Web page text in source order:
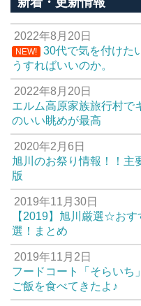
2022年8月20日
NEW!
30代で気を付けた
うすればいいのか。
2022年8月20日
エルム高原家族旅行村で
のいい眺めが最高
2020年2月6日
旭川のお祭り情報！！
版
2019年11月30日
【2019】旭川厳選☆お
選！まとめ
2019年11月2日
フードコート「そらいち
ご飯を食べてきたよ♪